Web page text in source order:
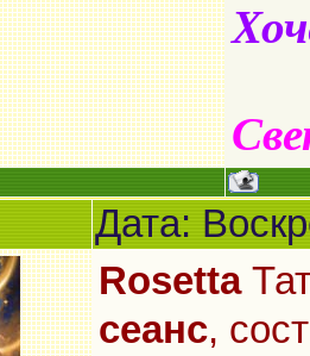
Дата:
Rosetta
сеанс,